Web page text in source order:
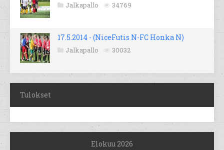
Jalkapallo 34769
17.5.2014 - (NiceFutis N-FC Honka N)
Jalkapallo 30032
Tulokset
Elokuu 2026